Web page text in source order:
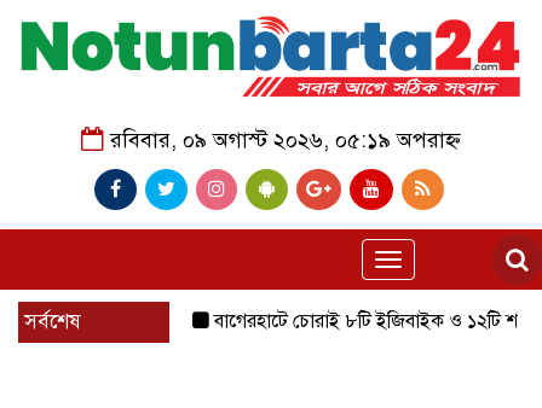
রবিবার, ০৯ অগাস্ট ২০২৬, ০৫:১৯ অপরাহ্ন
Toggle
navigation
সর্বশেষ বাগেরহাটে চোরাই ৮টি ইজিবাইক ও ১২টি